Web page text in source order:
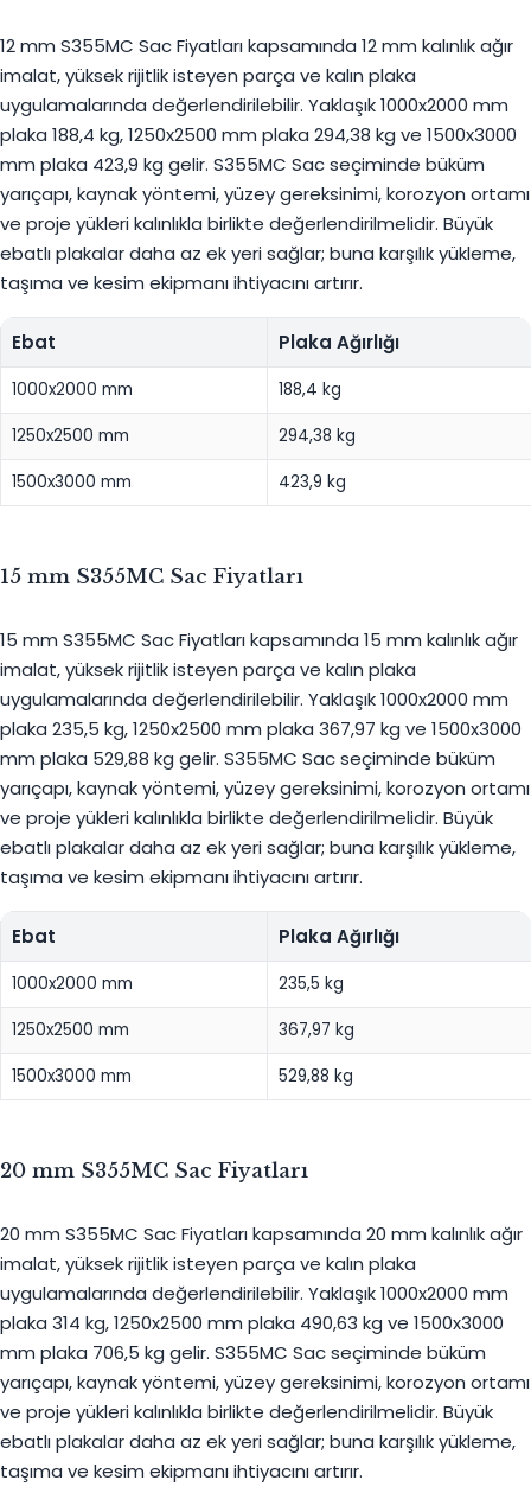
12 mm S355MC Sac Fiyatları kapsamında 12 mm kalınlık ağır
imalat, yüksek rijitlik isteyen parça ve kalın plaka
uygulamalarında değerlendirilebilir. Yaklaşık 1000x2000 mm
plaka 188,4 kg, 1250x2500 mm plaka 294,38 kg ve 1500x3000
mm plaka 423,9 kg gelir. S355MC Sac seçiminde büküm
yarıçapı, kaynak yöntemi, yüzey gereksinimi, korozyon ortamı
ve proje yükleri kalınlıkla birlikte değerlendirilmelidir. Büyük
ebatlı plakalar daha az ek yeri sağlar; buna karşılık yükleme,
taşıma ve kesim ekipmanı ihtiyacını artırır.
Ebat Plaka Ağırlığı
1000x2000 mm 188,4 kg
1250x2500 mm 294,38 kg
1500x3000 mm 423,9 kg
15 mm S355MC Sac Fiyatları
15 mm S355MC Sac Fiyatları kapsamında 15 mm kalınlık ağır
imalat, yüksek rijitlik isteyen parça ve kalın plaka
uygulamalarında değerlendirilebilir. Yaklaşık 1000x2000 mm
plaka 235,5 kg, 1250x2500 mm plaka 367,97 kg ve 1500x3000
mm plaka 529,88 kg gelir. S355MC Sac seçiminde büküm
yarıçapı, kaynak yöntemi, yüzey gereksinimi, korozyon ortamı
ve proje yükleri kalınlıkla birlikte değerlendirilmelidir. Büyük
ebatlı plakalar daha az ek yeri sağlar; buna karşılık yükleme,
taşıma ve kesim ekipmanı ihtiyacını artırır.
Ebat Plaka Ağırlığı
1000x2000 mm 235,5 kg
1250x2500 mm 367,97 kg
1500x3000 mm 529,88 kg
20 mm S355MC Sac Fiyatları
20 mm S355MC Sac Fiyatları kapsamında 20 mm kalınlık ağır
imalat, yüksek rijitlik isteyen parça ve kalın plaka
uygulamalarında değerlendirilebilir. Yaklaşık 1000x2000 mm
plaka 314 kg, 1250x2500 mm plaka 490,63 kg ve 1500x3000
mm plaka 706,5 kg gelir. S355MC Sac seçiminde büküm
yarıçapı, kaynak yöntemi, yüzey gereksinimi, korozyon ortamı
ve proje yükleri kalınlıkla birlikte değerlendirilmelidir. Büyük
ebatlı plakalar daha az ek yeri sağlar; buna karşılık yükleme,
taşıma ve kesim ekipmanı ihtiyacını artırır.